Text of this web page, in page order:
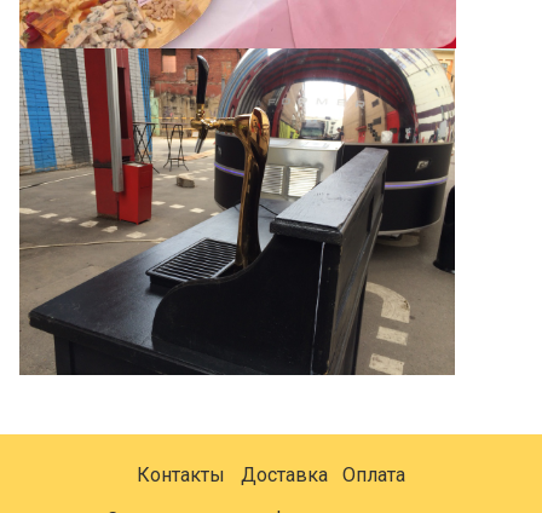
Контакты Доставка
Оплата